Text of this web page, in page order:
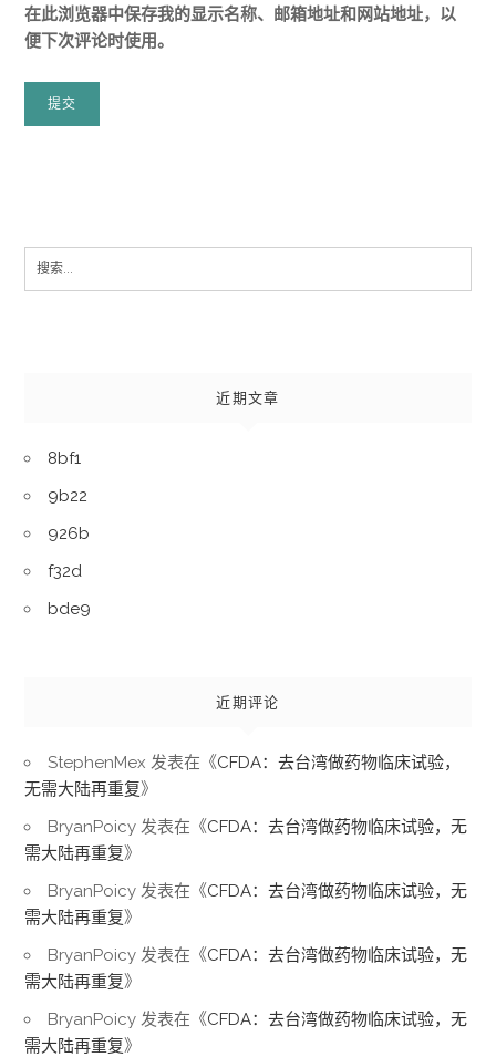
在此浏览器中保存我的显示名称、邮箱地址和网站地址，以
便下次评论时使用。
Search
for:
近期文章
8bf1
9b22
926b
f32d
bde9
近期评论
StephenMex 发表在《CFDA：去台湾做药物临床试验，
无需大陆再重复》
BryanPoicy 发表在《CFDA：去台湾做药物临床试验，无
需大陆再重复》
BryanPoicy 发表在《CFDA：去台湾做药物临床试验，无
需大陆再重复》
BryanPoicy 发表在《CFDA：去台湾做药物临床试验，无
需大陆再重复》
BryanPoicy 发表在《CFDA：去台湾做药物临床试验，无
需大陆再重复》